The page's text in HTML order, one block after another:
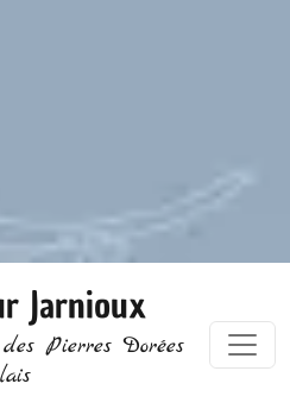
Jarnioux
Pierres Dorées